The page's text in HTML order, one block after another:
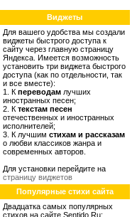
Виджеты
Для вашего удобства мы создали
виджеты быстрого доступа к
сайту через главную страницу
Яндекса. Имеется возможность
установить три виджета быстрого
доступа (как по отдельности, так
и все вместе):
1. К переводам лучших
иностранных песен;
2. К текстам песен
отечественных и иностранных
исполнителей;
3. К лучшим стихам и рассказам
о любви классиков жанра и
современных авторов.
Для установки перейдите на
страницу виджетов
Популярные стихи сайта
Двадцатка самых популярных
стихов на сайте Sentido.Ru: